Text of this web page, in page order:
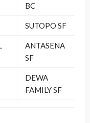
BC
SUTOPO SF
ANTASENA
SF
DEWA
FAMILY SF